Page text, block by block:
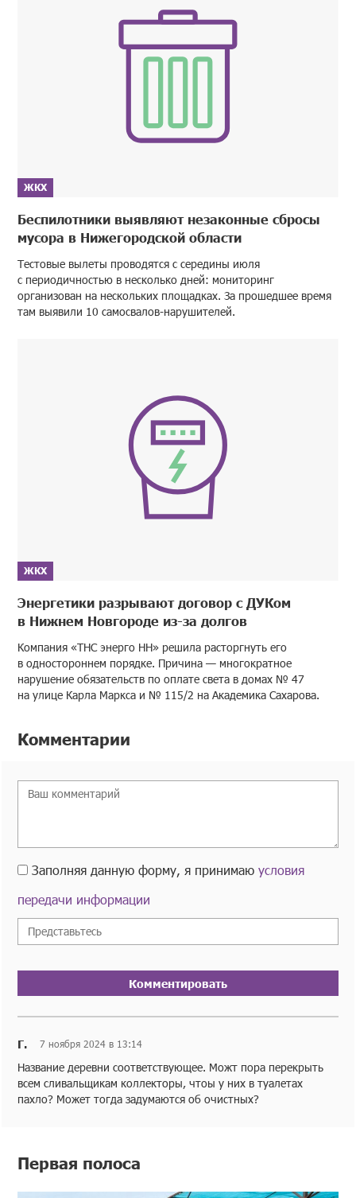
ЖКХ
Беспилотники выявляют незаконные сбросы
мусора в Нижегородской области
Тестовые вылеты проводятся с середины июля
с периодичностью в несколько дней: мониторинг
организован на нескольких площадках. За прошедшее время
там выявили 10 самосвалов-нарушителей.
ЖКХ
Энергетики разрывают договор с ДУКом
в Нижнем Новгороде из-за долгов
Компания «ТНС энерго НН» решила расторгнуть его
в одностороннем порядке. Причина — многократное
нарушение обязательств по оплате света в домах № 47
на улице Карла Маркса и № 115/2 на Академика Сахарова.
Комментарии
Заполняя данную форму, я принимаюусловия
передачи информации
Комментировать
Г. 7 ноября 2024 в 13:14
Название деревни соответствующее. Можт пора перекрыть
всем сливальщикам коллекторы, чтоы у них в туалетах
пахло? Может тогда задумаются об очистных?
Первая полоса